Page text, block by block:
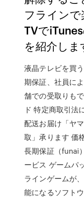
フライン
TVで
を紹介しま
液晶テレビを買
期保証、社員に
舗での受取りも
ド 特定商取引法
配送お届け「ヤ
取」承ります 価
長期保証（funai
ービス ゲームパ
ラインゲームが
能になるソフト